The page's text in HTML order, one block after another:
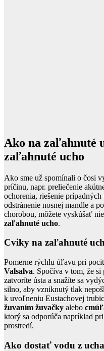
Ako na zaľahnuté
zaľahnuté ucho
Ako sme už spomínali o čosi
príčinu, napr. preliečenie
ochorenia, riešenie
odstránenie nosnej mandle a
chorobou, môžete vyskúšať
zaľahnuté ucho.
Cviky na zaľahnuté
Pomerne rýchlu úľavu pri
Valsalva. Spočíva v tom, že si
zatvoríte ústa a snažíte sa
silno, aby vzniknutý tlak
k uvoľneniu Eustachovej
žuvaním žuvačky alebo
ktorý sa odporúča napríklad
prostredí.
Ako dostať vodu z ucha